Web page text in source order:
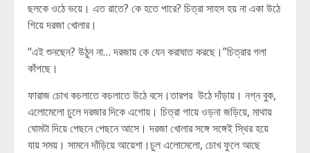
ছলকে ওঠে ভয়ে। এত রাতে? কে হতে পারে? চিত্রা সাহস হয় না একা উঠে
গিয়ে দরজা খোলার।
“এই শুনছেন? উঠুন না… দরজায় কে যেন করাঘাত করছে।”চিত্রার গলা
কাঁপছে।
ফারাজ চোখ কচলাতে কচলাতে উঠে বসে।তারপর উঠে দাঁড়ায়। নগ্ন বুক,
এলোমেলো চুলে দরজার দিকে এগোয়। চিত্রা গায়ে ওড়না জড়িয়ে, মাথায়
ঘোমটা দিয়ে পেছনে পেছনে আসে। দরজা খোলার সঙ্গে সঙ্গেই স্থির হয়ে
যায় সময়। সামনে দাঁড়িয়ে আয়েশা।চুল এলোমেলো, চোখ ফুলে আছে